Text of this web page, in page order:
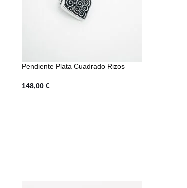
Pendiente Plata Cuadrado Rizos
148,00 €